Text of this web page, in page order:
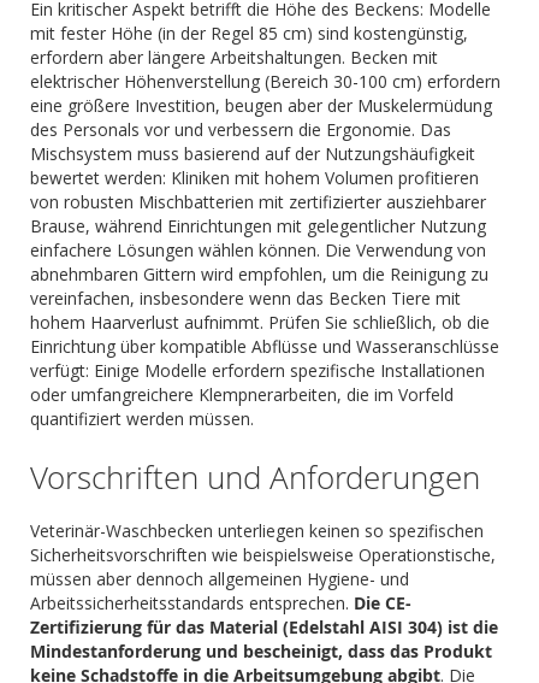
Ein kritischer Aspekt betrifft die Höhe des Beckens: Modelle
mit fester Höhe (in der Regel 85 cm) sind kostengünstig,
erfordern aber längere Arbeitshaltungen. Becken mit
elektrischer Höhenverstellung (Bereich 30-100 cm) erfordern
eine größere Investition, beugen aber der Muskelermüdung
des Personals vor und verbessern die Ergonomie. Das
Mischsystem muss basierend auf der Nutzungshäufigkeit
bewertet werden: Kliniken mit hohem Volumen profitieren
von robusten Mischbatterien mit zertifizierter ausziehbarer
Brause, während Einrichtungen mit gelegentlicher Nutzung
einfachere Lösungen wählen können. Die Verwendung von
abnehmbaren Gittern wird empfohlen, um die Reinigung zu
vereinfachen, insbesondere wenn das Becken Tiere mit
hohem Haarverlust aufnimmt. Prüfen Sie schließlich, ob die
Einrichtung über kompatible Abflüsse und Wasseranschlüsse
verfügt: Einige Modelle erfordern spezifische Installationen
oder umfangreichere Klempnerarbeiten, die im Vorfeld
quantifiziert werden müssen.
Vorschriften und Anforderungen
Veterinär-Waschbecken unterliegen keinen so spezifischen
Sicherheitsvorschriften wie beispielsweise Operationstische,
müssen aber dennoch allgemeinen Hygiene- und
Arbeitssicherheitsstandards entsprechen. Die CE-
Zertifizierung für das Material (Edelstahl AISI 304) ist die
Mindestanforderung und bescheinigt, dass das Produkt
keine Schadstoffe in die Arbeitsumgebung abgibt. Die